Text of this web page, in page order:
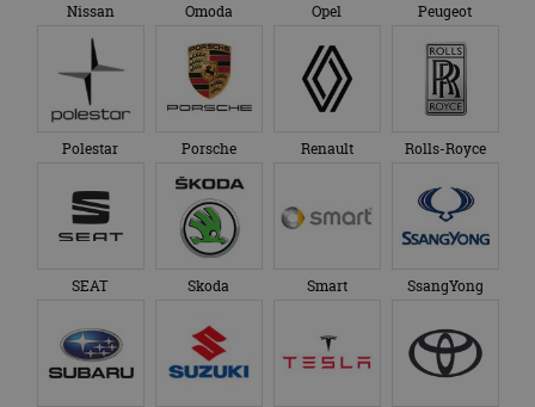
Nissan Omoda Opel Peugeot
Polestar Porsche Renault Rolls-Royce
SEAT Skoda Smart SsangYong